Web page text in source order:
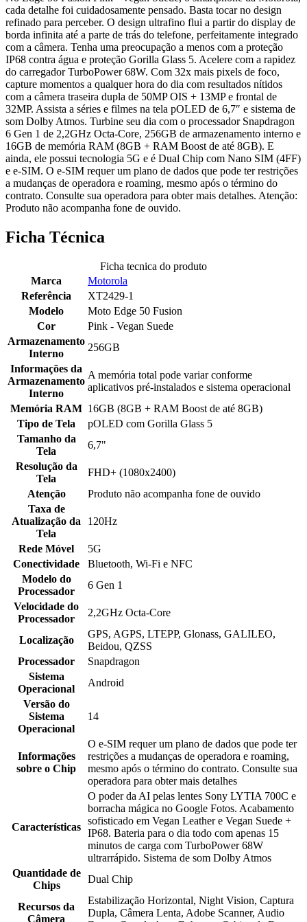
cada detalhe foi cuidadosamente pensado. Basta tocar no design
refinado para perceber. O design ultrafino flui a partir do display de
borda infinita até a parte de trás do telefone, perfeitamente integrado
com a câmera. Tenha uma preocupação a menos com a proteção
IP68 contra água e proteção Gorilla Glass 5. Acelere com a rapidez
do carregador TurboPower 68W. Com 32x mais pixels de foco,
capture momentos a qualquer hora do dia com resultados nítidos
com a câmera traseira dupla de 50MP OIS + 13MP e frontal de
32MP. Assista a séries e filmes na tela pOLED de 6,7″ e sistema de
som Dolby Atmos. Turbine seu dia com o processador Snapdragon
6 Gen 1 de 2,2GHz Octa-Core, 256GB de armazenamento interno e
16GB de memória RAM (8GB + RAM Boost de até 8GB). E
ainda, ele possui tecnologia 5G e é Dual Chip com Nano SIM (4FF)
e e-SIM. O e-SIM requer um plano de dados que pode ter restrições
a mudanças de operadora e roaming, mesmo após o término do
contrato. Consulte sua operadora para obter mais detalhes. Atenção:
Produto não acompanha fone de ouvido.
Ficha Técnica
Ficha tecnica do produto
Marca
Motorola
Referência
XT2429-1
Modelo
Moto Edge 50 Fusion
Cor
Pink - Vegan Suede
Armazenamento
Interno
256GB
Informações da
Armazenamento
Interno
A memória total pode variar conforme
aplicativos pré-instalados e sistema operacional
Memória RAM 16GB (8GB + RAM Boost de até 8GB)
Tipo de Tela
pOLED com Gorilla Glass 5
Tamanho da
Tela
6,7"
Resolução da
Tela
FHD+ (1080x2400)
Atenção
Produto não acompanha fone de ouvido
Taxa de
Atualização da
Tela
120Hz
Rede Móvel
5G
Conectividade
Bluetooth, Wi-Fi e NFC
Modelo do
Processador
6 Gen 1
Velocidade do
Processador
2,2GHz Octa-Core
Localização
GPS, AGPS, LTEPP, Glonass, GALILEO,
Beidou, QZSS
Processador
Snapdragon
Sistema
Operacional
Android
Versão do
Sistema
Operacional
14
Informações
sobre o Chip
O e-SIM requer um plano de dados que pode ter
restrições a mudanças de operadora e roaming,
mesmo após o término do contrato. Consulte sua
operadora para obter mais detalhes
Características
O poder da AI pelas lentes Sony LYTIA 700C e
borracha mágica no Google Fotos. Acabamento
sofisticado em Vegan Leather e Vegan Suede +
IP68. Bateria para o dia todo com apenas 15
minutos de carga com TurboPower 68W
ultrarrápido. Sistema de som Dolby Atmos
Quantidade de
Chips
Dual Chip
Recursos da
Câmera
Estabilização Horizontal, Night Vision, Captura
Dupla, Câmera Lenta, Adobe Scanner, Audio